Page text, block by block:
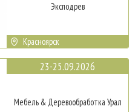
Эксподрев
Красноярск
23-25.09.2026
Мебель & Деревообработка Урал